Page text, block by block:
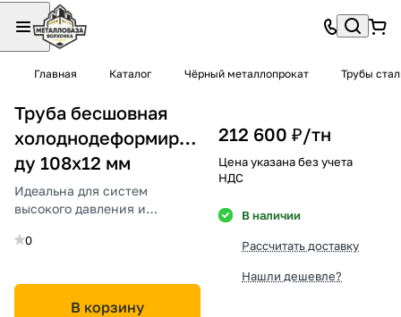
Главная Каталог Чёрный металлопрокат Трубы
Труба бесшовная
холоднодеформированная
ду 108х12 мм
Идеальна для систем
высокого давления и
0
В корзину
212 600 ₽/тн
Цена указана без учета
НДС
В наличии
Рассчитать доставку
Нашли дешевле?